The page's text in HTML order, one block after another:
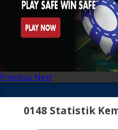
Previous Next
0148 Statistik